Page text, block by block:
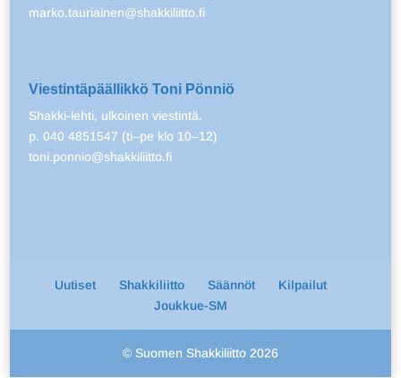
marko.tauriainen@shakkiliitto.fi
Viestintäpäällikkö Toni Pönniö
Shakki-lehti, ulkoinen viestintä.
p. 040 4851547 (ti–pe klo 10–12)
toni.ponnio@shakkiliitto.fi
Uutiset Shakkiliitto Säännöt
Kilpailut
Joukkue-SM
© Suomen Shakkiliitto 2026